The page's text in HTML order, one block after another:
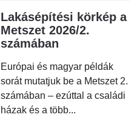
Lakásépítési körkép a
Metszet 2026/2.
számában
Európai és magyar példák
sorát mutatjuk be a Metszet 2.
számában – ezúttal a családi
házak és a több...